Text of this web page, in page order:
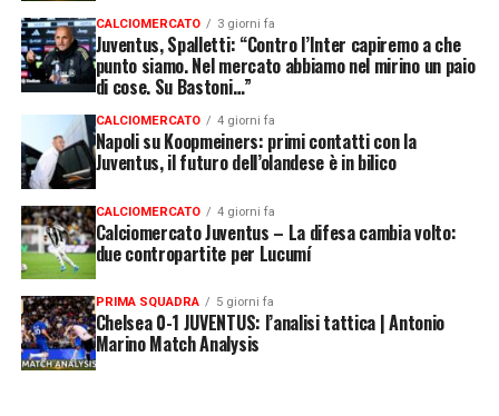
CALCIOMERCATO 3 giorni fa
Juventus, Spalletti: “Contro l’Inter capiremo a che
punto siamo. Nel mercato abbiamo nel mirino un paio
di cose. Su Bastoni…”
CALCIOMERCATO 4 giorni fa
Napoli su Koopmeiners: primi contatti con la
Juventus, il futuro dell’olandese è in bilico
CALCIOMERCATO 4 giorni fa
Calciomercato Juventus – La difesa cambia volto:
due contropartite per Lucumí
PRIMA SQUADRA 5 giorni fa
Chelsea 0-1 JUVENTUS: l’analisi tattica | Antonio
Marino Match Analysis